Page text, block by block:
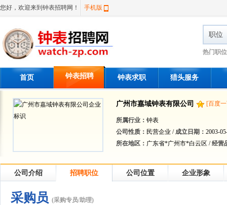
您好，欢迎来到钟表招聘网！ 手机版
职位
热门职
首页 钟表招聘 钟表求职 猎头服务
广州市嘉域钟表有限公司 [百度
所属行业： 钟表
公司性质： 民营企业 /成立日期： 2003-
所在地区： 广东省*广州市*白云区 /经营
公司介绍 招聘职位 公司位置 企业形象
采购员 (采购专员/助理)